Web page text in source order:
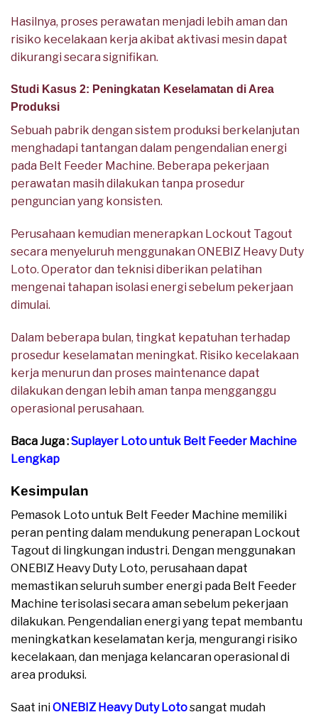
Hasilnya, proses perawatan menjadi lebih aman dan
risiko kecelakaan kerja akibat aktivasi mesin dapat
dikurangi secara signifikan.
Studi Kasus 2: Peningkatan Keselamatan di Area
Produksi
Sebuah pabrik dengan sistem produksi berkelanjutan
menghadapi tantangan dalam pengendalian energi
pada Belt Feeder Machine. Beberapa pekerjaan
perawatan masih dilakukan tanpa prosedur
penguncian yang konsisten.
Perusahaan kemudian menerapkan Lockout Tagout
secara menyeluruh menggunakan ONEBIZ Heavy Duty
Loto. Operator dan teknisi diberikan pelatihan
mengenai tahapan isolasi energi sebelum pekerjaan
dimulai.
Dalam beberapa bulan, tingkat kepatuhan terhadap
prosedur keselamatan meningkat. Risiko kecelakaan
kerja menurun dan proses maintenance dapat
dilakukan dengan lebih aman tanpa mengganggu
operasional perusahaan.
Baca Juga :Suplayer Loto untuk Belt Feeder Machine
Lengkap
Kesimpulan
Pemasok Loto untuk Belt Feeder Machine memiliki
peran penting dalam mendukung penerapan Lockout
Tagout di lingkungan industri. Dengan menggunakan
ONEBIZ Heavy Duty Loto, perusahaan dapat
memastikan seluruh sumber energi pada Belt Feeder
Machine terisolasi secara aman sebelum pekerjaan
dilakukan. Pengendalian energi yang tepat membantu
meningkatkan keselamatan kerja, mengurangi risiko
kecelakaan, dan menjaga kelancaran operasional di
area produksi.
Saat iniONEBIZ Heavy Duty Lotosangat mudah